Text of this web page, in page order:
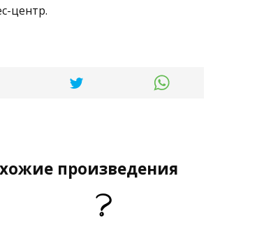
центр.
произведения